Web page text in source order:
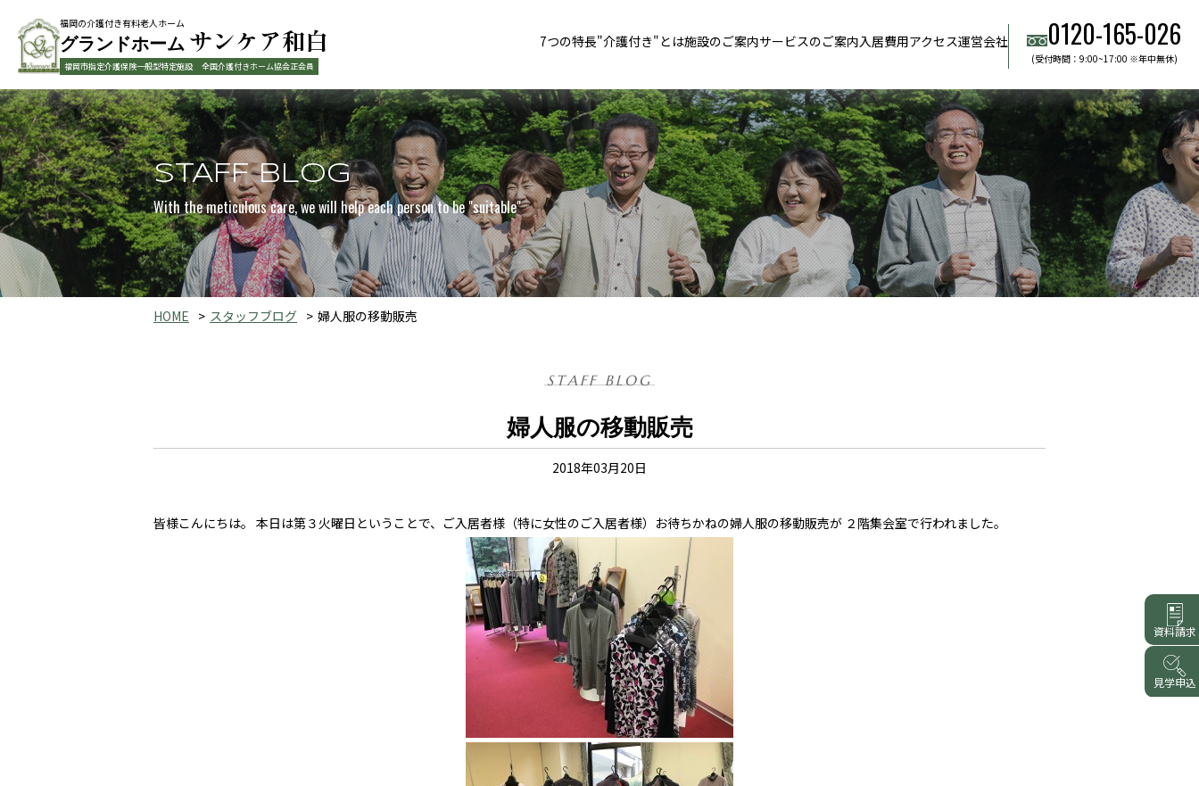
福岡の介護付き有料老人ホーム
グランドホーム サンケア和白
福岡市指定介護保険一般型特定施設 全国介護付きホーム協会正会員
7つの特長"介護付き"とは施設のご案内サービスのご案内入居費用アクセス運営会社 0120-165-026
(受付時間：9:00~17:00 ※年中無休)
STAFF BLOG
With the meticulous care, we will help each person to be "suitable"
HOME スタッフブログ 婦人服の移動販売
STAFF BLOG
婦人服の移動販売
2018年03月20日
皆様こんにちは。 本日は第３火曜日ということで、ご入居者様（特に女性のご入居者様）お待ちかねの婦人服の移動販売が ２階集会室で行われました。
資料請求
見学申込